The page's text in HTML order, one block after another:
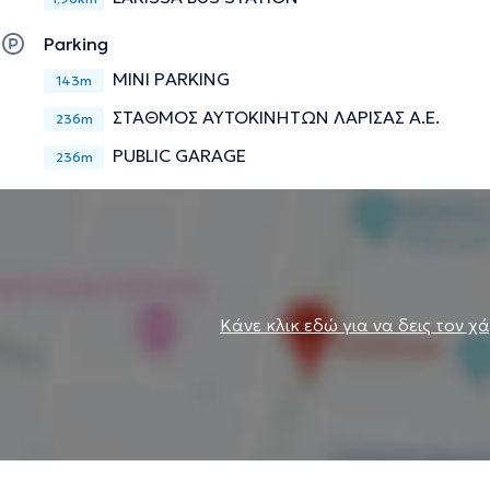
Parking
143m MINI PARKING
236m ΣΤΑΘΜΟΣ ΑΥΤΟΚΙΝΗΤΩΝ ΛΑΡΙΣΑΣ Α.Ε.
236m PUBLIC GARAGE
Κάνε κλικ εδώ για να δεις τον